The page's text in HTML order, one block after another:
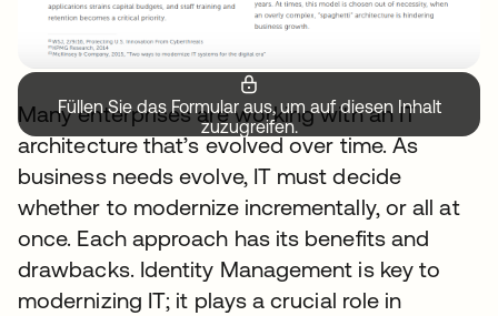
Füllen Sie das Formular aus, um auf diesen Inhalt
zuzugreifen.
Many enterprises are working with an IT
architecture that’s evolved over time. As
business needs evolve, IT must decide
whether to modernize incrementally, or all at
once. Each approach has its benefits and
drawbacks. Identity Management is key to
modernizing IT; it plays a crucial role in